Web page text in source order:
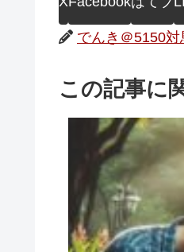
でんき＠5150対
この記事に